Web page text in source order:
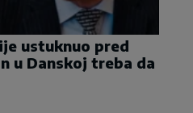
ustuknuo pred
u Danskoj treba da